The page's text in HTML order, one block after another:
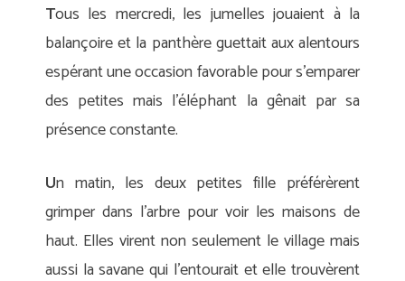
Tous les mercredi, les jumelles jouaient à la
balançoire et la panthère guettait aux alentours
espérant une occasion favorable pour s’emparer
des petites mais l’éléphant la gênait par sa
présence constante.
Un matin, les deux petites fille préférèrent
grimper dans l’arbre pour voir les maisons de
haut. Elles virent non seulement le village mais
aussi la savane qui l’entourait et elle trouvèrent